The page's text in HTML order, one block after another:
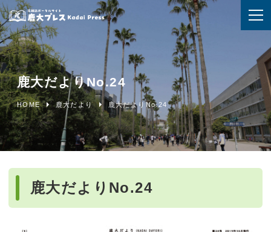
鹿大だよりNo.24
HOME 鹿大だより 鹿大だよりNo.24
鹿大だよりNo.24